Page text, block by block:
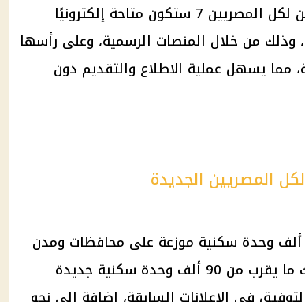
المصريين 7
ستكون متاحة إلكترونيًا
، وذلك من خلال المنصات الرسمية، وعلى رأسها
، مما يسهل عملية الاطلاع والتقديم دون
المصريين الجديدة
الطرح الجديد أكثر من 113 ألف وحدة سكنية موزعة على محافظات ومدن
جديدة في الجمهورية. ويشمل ذلك ما يقرب من 90 ألف وحدة سكنية جديدة